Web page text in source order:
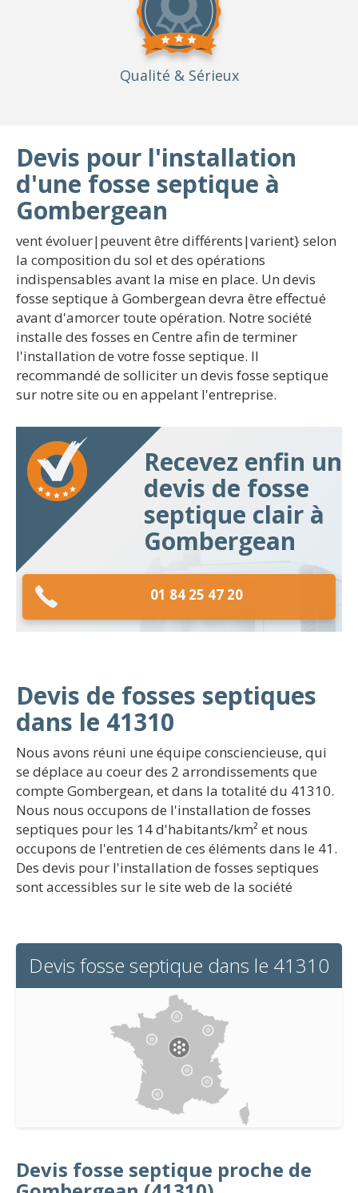
Qualité & Sérieux
Devis pour l'installation
d'une fosse septique à
Gombergean
vent évoluer|peuvent être différents|varient} selon
la composition du sol et des opérations
indispensables avant la mise en place. Un devis
fosse septique à Gombergean devra être effectué
avant d'amorcer toute opération. Notre société
installe des fosses en Centre afin de terminer
l'installation de votre fosse septique. Il
recommandé de solliciter un devis fosse septique
sur notre site ou en appelant l'entreprise.
Recevez enfin un
devis de fosse
septique clair à
Gombergean
01 84 25 47 20
Devis de fosses septiques
dans le 41310
Nous avons réuni une équipe consciencieuse, qui
se déplace au coeur des 2 arrondissements que
compte Gombergean, et dans la totalité du 41310.
Nous nous occupons de l'installation de fosses
septiques pour les 14 d'habitants/km² et nous
occupons de l'entretien de ces éléments dans le 41.
Des devis pour l'installation de fosses septiques
sont accessibles sur le site web de la société
Devis fosse septique dans le 41310
Devis fosse septique proche de